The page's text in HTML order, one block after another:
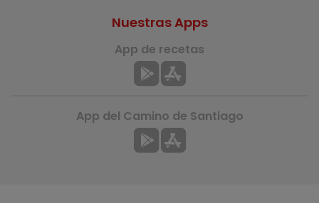
Nuestras Apps
App de recetas
App del Camino de Santiago